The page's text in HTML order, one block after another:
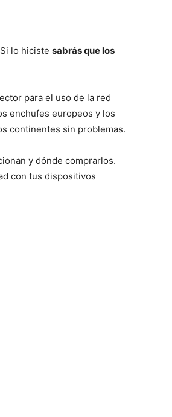
lo hiciste sabrás que los
para el uso de la red
enchufes europeos y los
continentes sin problemas.
y dónde comprarlos.
con tus dispositivos